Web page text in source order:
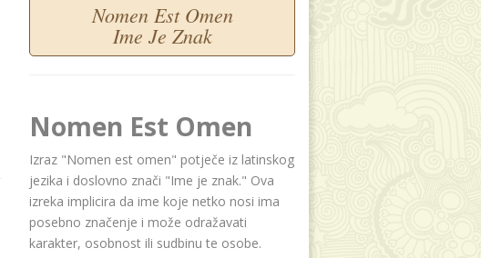
Nomen Est Omen
Ime Je Znak
Nomen Est Omen
Izraz "Nomen est omen" potječe iz latinskog
jezika i doslovno znači "Ime je znak." Ova
izreka implicira da ime koje netko nosi ima
posebno značenje i može odražavati
karakter, osobnost ili sudbinu te osobe.